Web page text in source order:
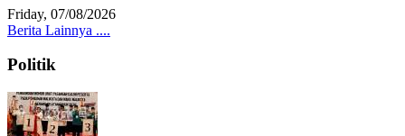
Friday, 07/08/2026
Berita Lainnya ....
Politik